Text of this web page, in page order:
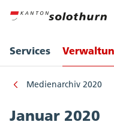
Services
Medienarchiv 2020
Januar 2020